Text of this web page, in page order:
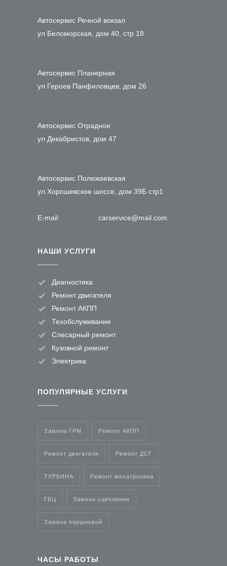
Автосервис Речной вокзал
ул Беломорская, дом 40, стр 18
Автосервис Планерная
ул Героев Панфиловцев, дом 26
Автосервис Отрадное
ул Декабристов, дом 47
Автосервис Полежаевская
ул Хорошевское шоссе, дом 39Б стр1
E-mail: carservice@mail.com
НАШИ УСЛУГИ
Диагностика
Ремонт двигателя
Ремонт АКПП
Техобслуживание
Слесарный ремонт
Кузовной ремонт
Электрика
ПОПУЛЯРНЫЕ УСЛУГИ
Замена ГРМ Ремонт АКПП
Ремонт двигателя Ремонт ДСГ
ТУРБИНА Ремонт мехатроника
ГБЦ Замена сцепления
Замена поршневой
ЧАСЫ РАБОТЫ